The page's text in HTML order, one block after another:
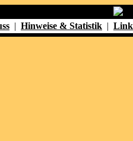
| Hinweise & Statistik |